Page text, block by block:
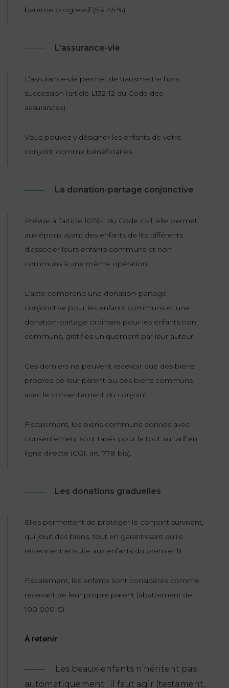
barème progressif (5 à 45 %).
L’assurance-vie
L’assurance-vie permet de transmettre hors
succession (article L132-12 du Code des
assurances).
Vous pouvez y désigner les enfants de votre
conjoint comme bénéficiaires.
La donation-partage conjonctive
Prévue à l’article 1076-1 du Code civil, elle permet
aux époux ayant des enfants de lits différents
d’associer leurs enfants communs et non
communs à une même opération.
L’acte comprend une donation-partage
conjonctive pour les enfants communs et une
donation-partage ordinaire pour les enfants non
communs, gratifiés uniquement par leur auteur.
Ces derniers ne peuvent recevoir que des biens
propres de leur parent ou des biens communs
avec le consentement du conjoint.
Fiscalement, les biens communs donnés avec
consentement sont taxés pour le tout au tarif en
ligne directe (CGI, art. 778 bis).
Les donations graduelles
Elles permettent de protéger le conjoint survivant,
qui jouit des biens, tout en garantissant qu’ils
reviennent ensuite aux enfants du premier lit.
Fiscalement, les enfants sont considérés comme
recevant de leur propre parent (abattement de
100 000 €).
À retenir
Les beaux-enfants n’héritent pas
automatiquement : il faut agir (testament,